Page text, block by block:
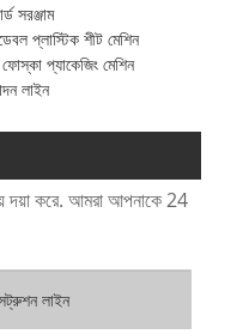
সরঞ্জাম
প্লাস্টিক শীট মেশিন
ফোস্কা প্যাকেজিং মেশিন
লাইন
দয়া করে. আমরা আপনাকে 24